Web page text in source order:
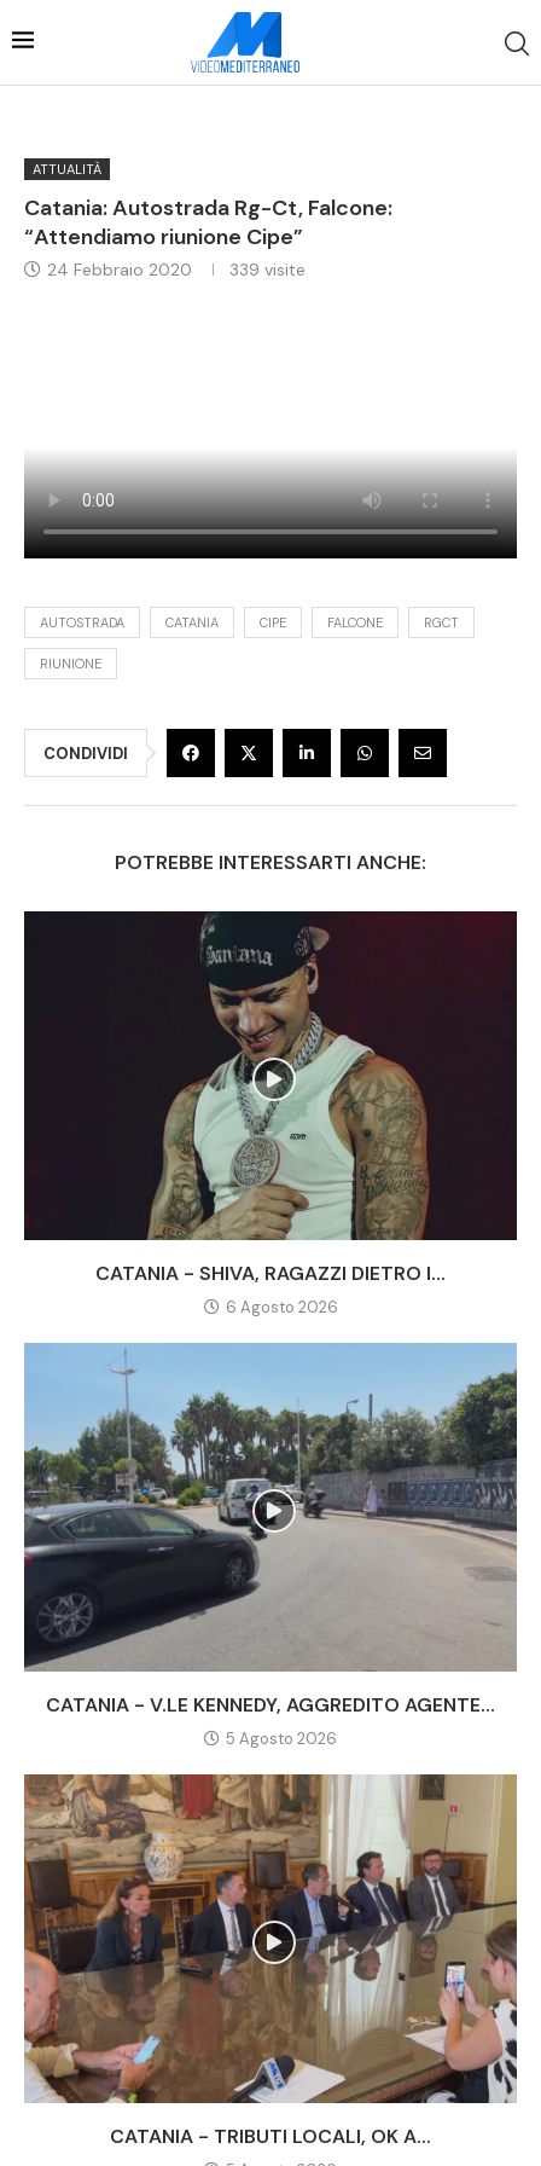
ATTUALITÀ
Catania: Autostrada Rg-Ct, Falcone:
“Attendiamo riunione Cipe”
24 Febbraio 2020 339 visite
AUTOSTRADA CATANIA CIPE FALCONE RGCT
RIUNIONE
CONDIVIDI
POTREBBE INTERESSARTI ANCHE:
CATANIA - SHIVA, RAGAZZI DIETRO I...
6 Agosto 2026
CATANIA - V.LE KENNEDY, AGGREDITO AGENTE...
5 Agosto 2026
CATANIA - TRIBUTI LOCALI, OK A...